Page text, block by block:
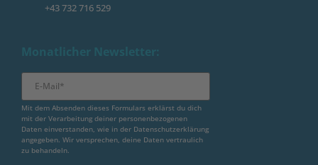
+43 732 716 529
Monatlicher Newsletter:
Mit dem Absenden dieses Formulars erklärst du dich
mit der Verarbeitung deiner personenbezogenen
Daten einverstanden, wie in der Datenschutzerklärung
angegeben. Wir versprechen, deine Daten vertraulich
zu behandeln.